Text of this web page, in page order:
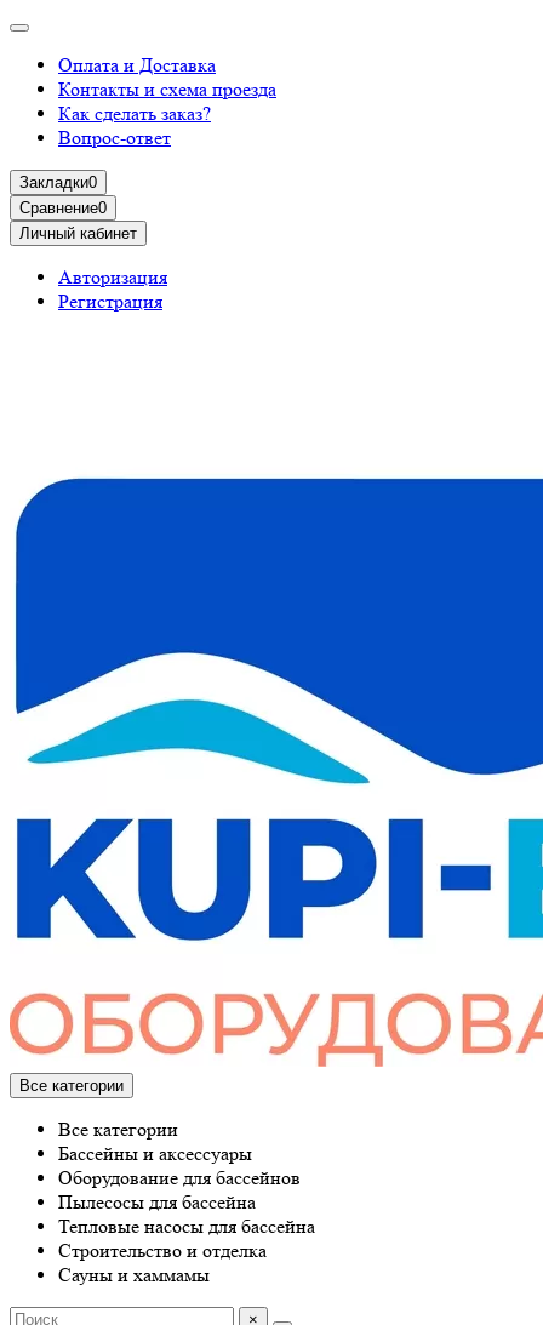
Оплата и Доставка
Контакты и схема проезда
Как сделать заказ?
Вопрос-ответ
Закладки0
Сравнение0
Личный кабинет
Авторизация
Регистрация
Все категории
Все категории
Бассейны и аксессуары
Оборудование для бассейнов
Пылесосы для бассейна
Тепловые насосы для бассейна
Строительство и отделка
Сауны и хаммамы
×